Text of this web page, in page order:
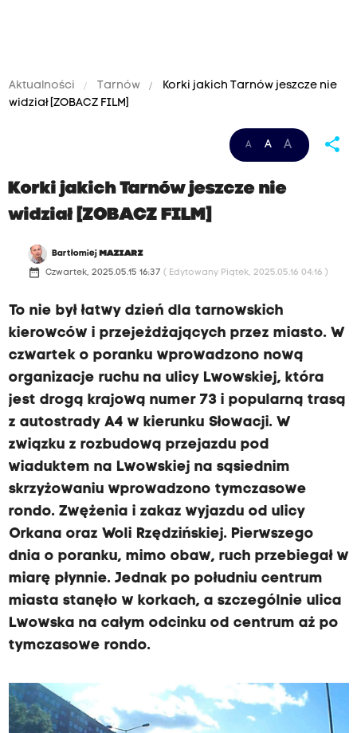
Aktualności Tarnów
Korki jakich Tarnów jeszcze nie
widział [ZOBACZ FILM]
A A A share
Korki jakich Tarnów jeszcze nie
widział [ZOBACZ FILM]
Bartłomiej MAZIARZ
date_range Czwartek, 2025.05.15 16:37 ( Edytowany Piątek, 2025.05.16 04:16 )
To nie był łatwy dzień dla tarnowskich
kierowców i przejeżdżających przez miasto. W
czwartek o poranku wprowadzono nową
organizacje ruchu na ulicy Lwowskiej, która
jest drogą krajową numer 73 i popularną trasą
z autostrady A4 w kierunku Słowacji. W
związku z rozbudową przejazdu pod
wiaduktem na Lwowskiej na sąsiednim
skrzyżowaniu wprowadzono tymczasowe
rondo. Zwężenia i zakaz wyjazdu od ulicy
Orkana oraz Woli Rzędzińskiej. Pierwszego
dnia o poranku, mimo obaw, ruch przebiegał w
miarę płynnie. Jednak po południu centrum
miasta stanęło w korkach, a szczególnie ulica
Lwowska na całym odcinku od centrum aż po
tymczasowe rondo.